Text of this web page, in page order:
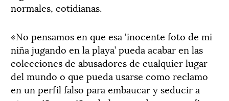
normales, cotidianas.
«No pensamos en que esa ‘inocente foto de mi
niña jugando en la playa’ pueda acabar en las
colecciones de abusadores de cualquier lugar
del mundo o que pueda usarse como reclamo
en un perfil falso para embaucar y seducir a